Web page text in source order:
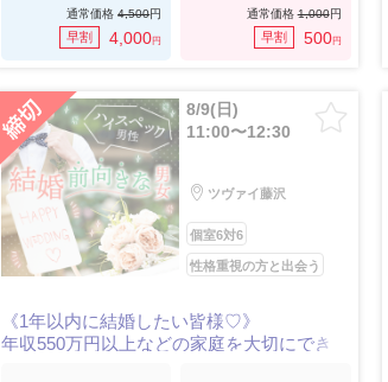
通常価格4,500円
早割 4,000円
通常価格1,000円
早割 500円
8/9(日)
11:00〜12:30
ツヴァイ藤沢
個室6対6
性格重視の方と出会う
《1年以内に結婚したい皆様♡》
年収550万円以上などの家庭を大切にできる